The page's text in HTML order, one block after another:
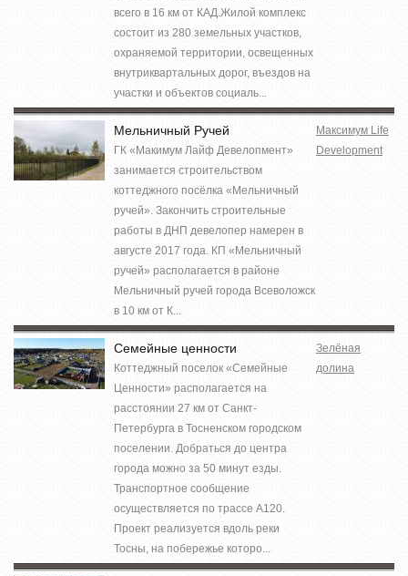
всего в 16 км от КАД.Жилой комплекс
состоит из 280 земельных участков,
охраняемой территории, освещенных
внутриквартальных дорог, въездов на
участки и объектов социаль...
Мельничный Ручей
ГК «Макимум Лайф Девелопмент»
занимается строительством
коттеджного посёлка «Мельничный
ручей». Закончить строительные
работы в ДНП девелопер намерен в
августе 2017 года. КП «Мельничный
ручей» располагается в районе
Мельничный ручей города Всеволожск
в 10 км от К...
Максимум Life
Development
Семейные ценности
Коттеджный поселок «Семейные
Ценности» располагается на
расстоянии 27 км от Санкт-
Петербурга в Тосненском городском
поселении. Добраться до центра
города можно за 50 минут езды.
Транспортное сообщение
осуществляется по трассе А120.
Проект реализуется вдоль реки
Тосны, на побережье которо...
Зелёная
долина